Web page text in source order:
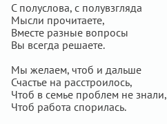
С полуслова, с полувзгляда
Мысли прочитаете,
Вместе разные вопросы
Вы всегда решаете.
Мы желаем, чтоб и дальше
Счастье на расстроилось,
Чтоб в семье проблем не знали,
Чтоб работа спорилась.